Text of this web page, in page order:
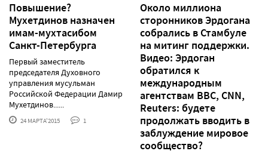
Повышение?
Мухетдинов назначен
имам-мухтасибом
Санкт-Петербурга
Первый заместитель
председателя Духовного
управления мусульман
Российской Федерации Дамир
Мухетдинов......
24 МАРТА'2015 1
Около миллиона
сторонников Эрдогана
собрались в Стамбуле
на митинг поддержки.
Видео: Эрдоган
обратился к
международным
агентствам BBC, CNN,
Reuters: будете
продолжать вводить в
заблуждение мировое
сообщество?